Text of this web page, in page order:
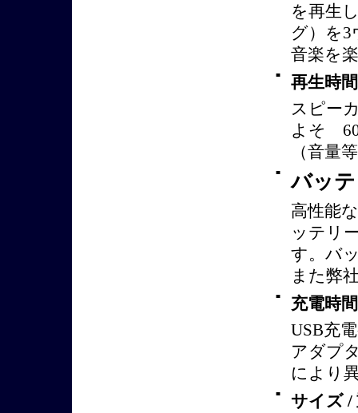
を再生
グ）を
音楽を
■
再生時間
スピー
よそ
（音量
■ バッ
高性能
ッテリ
す。バ
また弊
■
充電時間
USB充
アダプ
により
■
サイズ /